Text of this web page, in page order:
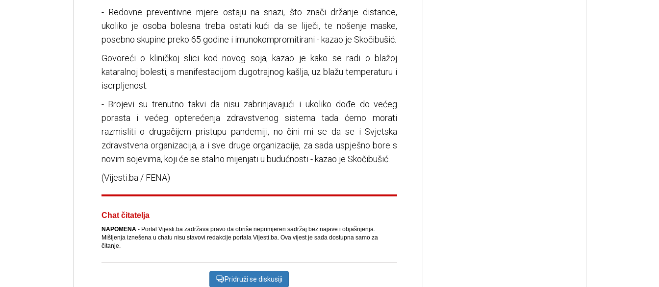
- Redovne preventivne mjere ostaju na snazi, što znači držanje distance,
ukoliko je osoba bolesna treba ostati kući da se liječi, te nošenje maske,
posebno skupine preko 65 godine i imunokompromitirani - kazao je Skočibušić.
Govoreći o kliničkoj slici kod novog soja, kazao je kako se radi o blažoj
kataralnoj bolesti, s manifestacijom dugotrajnog kašlja, uz blažu temperaturu i
iscrpljenost.
- Brojevi su trenutno takvi da nisu zabrinjavajući i ukoliko dođe do većeg
porasta i većeg opterećenja zdravstvenog sistema tada ćemo morati
razmisliti o drugačijem pristupu pandemiji, no čini mi se da se i Svjetska
zdravstvena organizacija, a i sve druge organizacije, za sada uspješno bore s
novim sojevima, koji će se stalno mijenjati u budućnosti - kazao je Skočibušić.
(Vijesti.ba / FENA)
Chat čitatelja
NAPOMENA- Portal Vijesti.ba zadržava pravo da obriše neprimjeren sadržaj bez najave i objašnjenja.
Mišljenja iznešena u chatu nisu stavovi redakcije portala Vijesti.ba. Ova vijest je sada dostupna samo za
čitanje.
Pridruži se diskusiji